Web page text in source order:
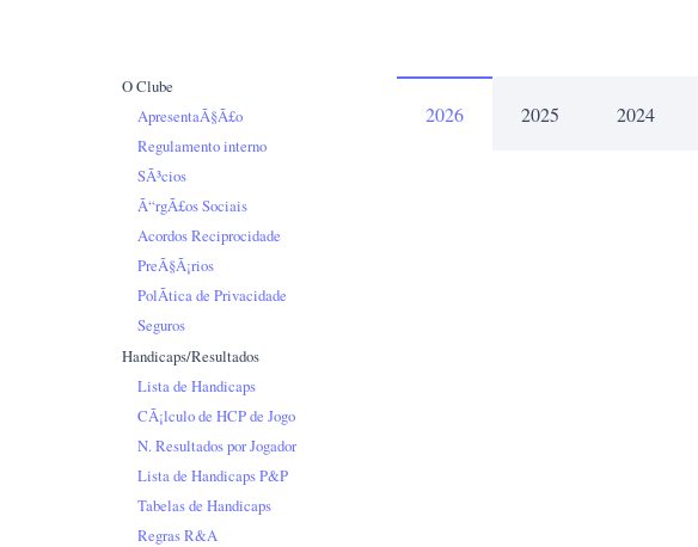
O Clube
ApresentaÃ§Ã£o
Regulamento interno
SÃ³cios
Ã“rgÃ£os Sociais
Acordos Reciprocidade
PreÃ§Ã¡rios
PolÃ­tica de Privacidade
Seguros
Handicaps/Resultados
Lista de Handicaps
CÃ¡lculo de HCP de Jogo
N. Resultados por Jogador
Lista de Handicaps P&P
Tabelas de Handicaps
Regras R&A
2026 2025 2024